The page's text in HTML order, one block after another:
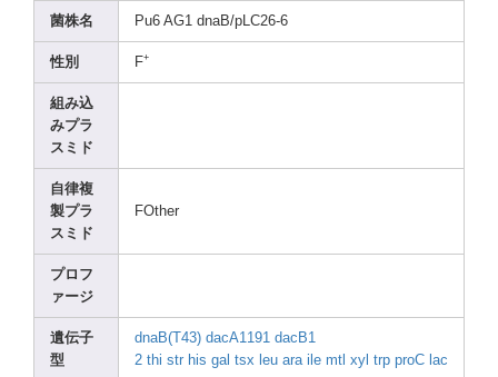
菌株名 Pu6 AG1 dnaB/pLC26-6
性別 F+
組み込
みプラ
スミド
自律複
製プラ
スミド
FOther
プロフ
ァージ
遺伝子
型
dnaB( T43) dacA1191 dacB1
2 thi str his gal tsx leu ara ile mtl xyl trp proC lac